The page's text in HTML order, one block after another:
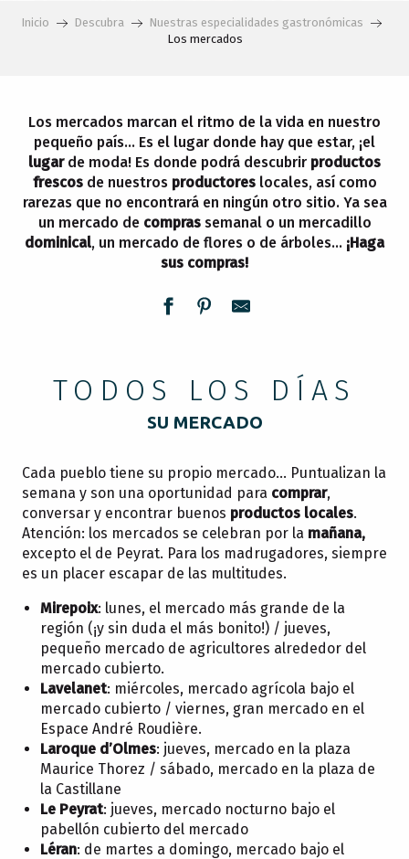
Inicio Descubra
Nuestras especialidades gastronómicas
Los mercados
Los mercados marcan el ritmo de la vida en nuestro
pequeño país… Es el lugar donde hay que estar, ¡el
lugarde moda! Es donde podrá descubrir productos
frescosde nuestros productoreslocales, así como
rarezas que no encontrará en ningún otro sitio. Ya sea
un mercado de comprassemanal o un mercadillo
dominical, un mercado de flores o de árboles… ¡Haga
sus compras!
TODOS LOS DÍAS
SU MERCADO
Cada pueblo tiene su propio mercado… Puntualizan la
semana y son una oportunidad para comprar,
conversar y encontrar buenos productos locales.
Atención: los mercados se celebran por la mañana,
excepto el de Peyrat. Para los madrugadores, siempre
es un placer escapar de las multitudes.
Mirepoix: lunes, el mercado más grande de la
región (¡y sin duda el más bonito!) / jueves,
pequeño mercado de agricultores alrededor del
mercado cubierto.
Lavelanet: miércoles, mercado agrícola bajo el
mercado cubierto / viernes, gran mercado en el
Espace André Roudière.
Laroque d’Olmes: jueves, mercado en la plaza
Maurice Thorez / sábado, mercado en la plaza de
la Castillane
Le Peyrat: jueves, mercado nocturno bajo el
pabellón cubierto del mercado
Léran: de martes a domingo, mercado bajo el